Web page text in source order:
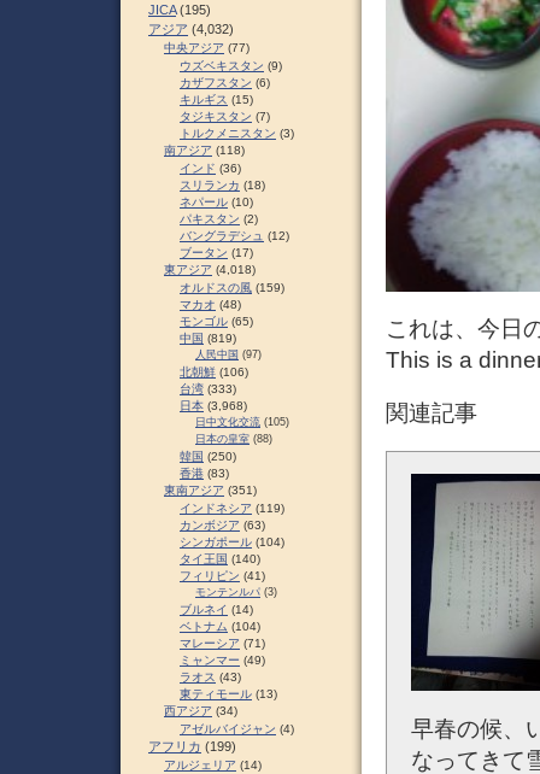
これは、今日
This is a
関連記事
早春の候、
なってきて
JICA(195)
アジア (4,032)
中央アジア (77)
ウズベキスタン (9)
カザフスタン (6)
キルギス (15)
タジキスタン (7)
トルクメニスタン (3)
南アジア (118)
インド (36)
スリランカ (18)
ネパール (10)
パキスタン (2)
バングラデシュ (12)
ブータン (17)
東アジア (4,018)
オルドスの風 (159)
マカオ (48)
モンゴル (65)
中国 (819)
人民中国 (97)
北朝鮮 (106)
台湾 (333)
日本 (3,968)
日中文化交流 (105)
日本の皇室 (88)
韓国 (250)
香港 (83)
東南アジア (351)
インドネシア (119)
カンボジア (63)
シンガポール (104)
タイ王国 (140)
フィリピン (41)
モンテンルパ (3)
ブルネイ (14)
ベトナム (104)
マレーシア (71)
ミャンマー (49)
ラオス (43)
東ティモール (13)
西アジア (34)
アゼルバイジャン (4)
アフリカ (199)
アルジェリア (14)